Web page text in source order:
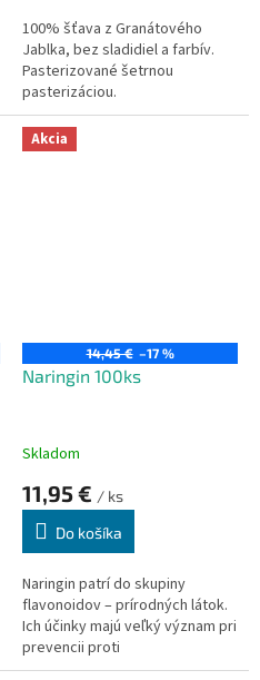
100% šťava z Granátového
Jablka, bez sladidiel a farbív.
Pasterizované šetrnou
pasterizáciou.
Akcia
14,45 € –17 %
Naringin 100ks
Skladom
11,95 € / ks
Do košíka
Naringin patrí do skupiny
flavonoidov – prírodných látok.
Ich účinky majú veľký význam pri
prevencii proti
kardiovaskulárnych a